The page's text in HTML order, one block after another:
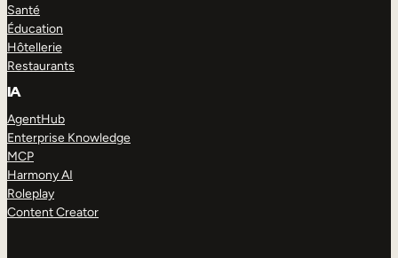
Santé
Éducation
Hôtellerie
Restaurants
IA
AgentHub
Enterprise Knowledge
MCP
Harmony AI
Roleplay
Content Creator